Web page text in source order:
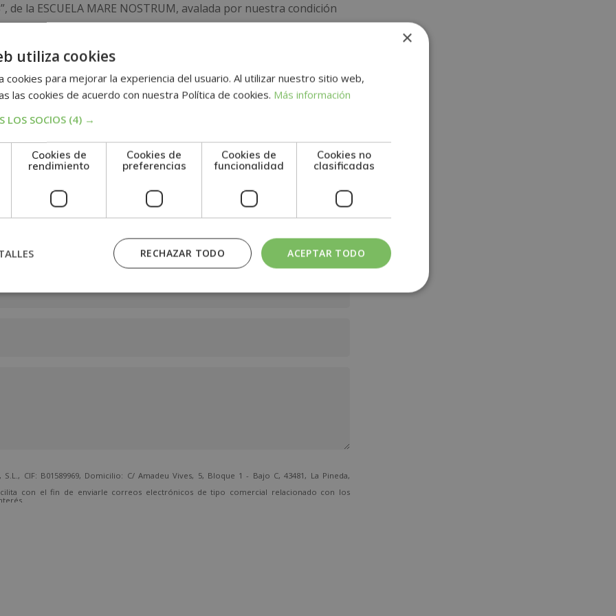
de la ESCUELA MARE NOSTRUM, avalada por nuestra condición
de negocios.
de formación teórica complementaria. Esta formación
S.L., CIF: B01589969, Domicilio: C/ Amadeu Vives, 5, Bloque 1 - Bajo C, 43481, La Pineda,
con el fin de enviarle correos electrónicos de tipo comercial relacionado con los
dirigiéndose a la dirección direccion@grupotarraco.com.
×
utiliza cookies
cookies para mejorar la experiencia del usuario. Al utilizar nuestro sitio web,
las cookies de acuerdo con nuestra Política de cookies. Más información
LOS SOCIOS (4) →
Cookies de
rendimiento
Cookies de
preferencias
Cookies de
funcionalidad
Cookies no
clasificadas
ACEPTAR TODO
RECHAZAR TODO